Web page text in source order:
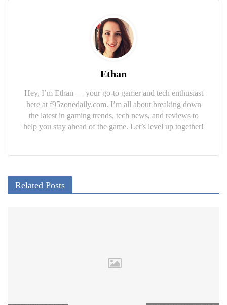
Ethan
Hey, I’m Ethan — your go-to gamer and tech enthusiast
here at f95zonedaily.com. I’m all about breaking down
the latest in gaming trends, tech news, and reviews to
help you stay ahead of the game. Let’s level up together!
Related Posts